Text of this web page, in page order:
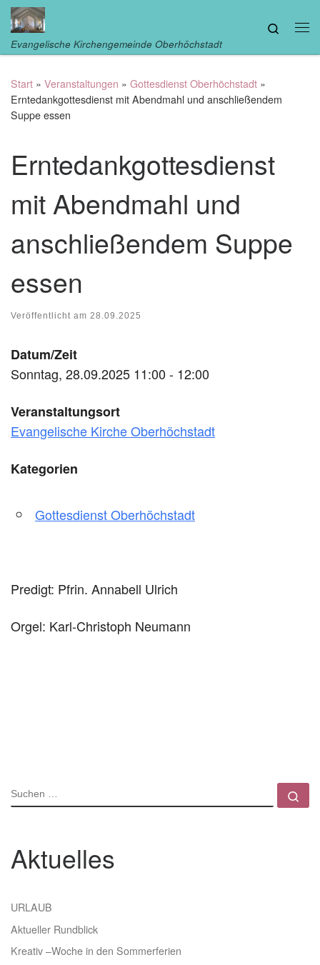
Zum Inhalt springen
Evangelische Kirchengemeinde Oberhöchstadt
Search
Start » Veranstaltungen » Gottesdienst Oberhöchstadt »
Erntedankgottesdienst mit Abendmahl und anschließendem
Suppe essen
Erntedankgottesdienst
mit Abendmahl und
anschließendem Suppe
essen
Veröffentlicht am 28.09.2025
Datum/Zeit
Sonntag, 28.09.2025 11:00 - 12:00
Veranstaltungsort
Evangelische Kirche Oberhöchstadt
Kategorien
Gottesdienst Oberhöchstadt
Predigt: Pfrin. Annabell Ulrich
Orgel: Karl-Christoph Neumann
SUCHE
Aktuelles
URLAUB
Aktueller Rundblick
Kreativ –Woche in den Sommerferien